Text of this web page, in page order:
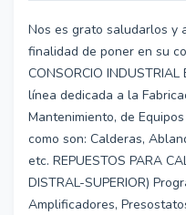
Nos es grato saludarlos y
finalidad de poner en su
CONSORCIO
línea dedicada a la
Mantenimiento, de
como son: Calderas,
etc. REPUESTOS PARA
DISTRAL-SUPERIOR)
Amplificadores,